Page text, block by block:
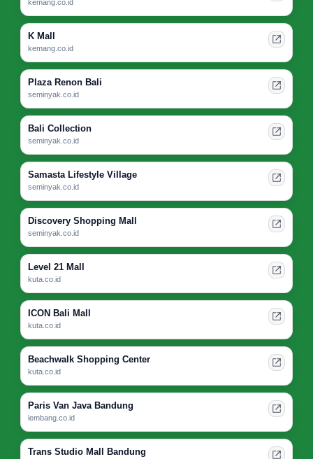
kemang.co.id
K Mall
kemang.co.id
Plaza Renon Bali
seminyak.co.id
Bali Collection
seminyak.co.id
Samasta Lifestyle Village
seminyak.co.id
Discovery Shopping Mall
seminyak.co.id
Level 21 Mall
kuta.co.id
ICON Bali Mall
kuta.co.id
Beachwalk Shopping Center
kuta.co.id
Paris Van Java Bandung
lembang.co.id
Trans Studio Mall Bandung